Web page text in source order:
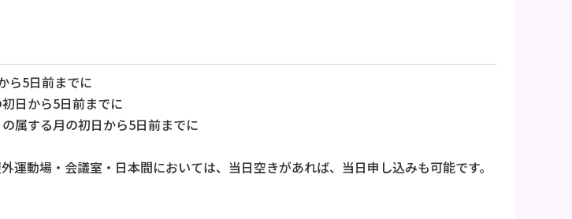
ら5日前までに
日から5日前までに
属する月の初日から5日前までに
動場・会議室・日本間においては、当日空きがあれば、当日申し込みも可能です。